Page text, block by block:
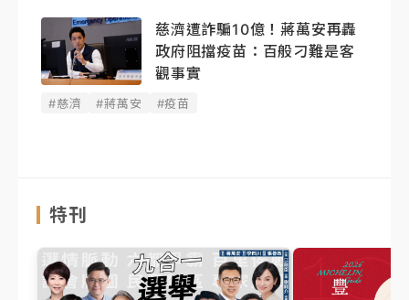
慈濟遭詐騙10億！蔣萬安再轟
政府阻擋疫苗：百般刁難是客
觀事實
#慈濟 #蔣萬安 #疫苗
特刊